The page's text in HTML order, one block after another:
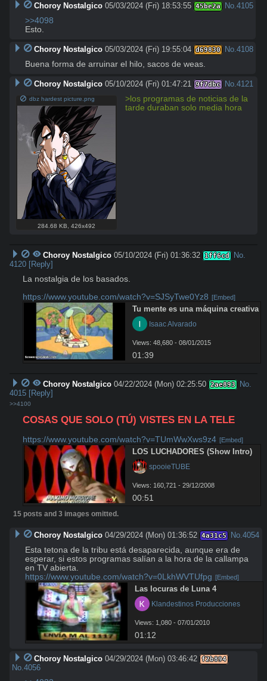
Choroy Nostalgico 05/03/2024 (Fri) 18:53:55 45be2a No. 4105
>>4098
Esto.
Choroy Nostalgico 05/03/2024 (Fri) 19:55:04 d69830 No. 4108
Buena forma de arruinar el hilo, sacos de weas.
Choroy Nostalgico 05/10/2024 (Fri) 01:47:21 9f7dbc No. 4121
dbz hardest picture.png
284.68 KB ,426x492
>los programas de noticias de la
tarde duraban solo media hora
Choroy Nostalgico 05/10/2024 (Fri) 01:36:32 1ff6cd
No.
4120 [Reply]
La nostalgia de los basados.
https://www.youtube.com/watch?v=SJSyTwe0Yz8 [Embed]
Tu mente es una máquina creativa
Isaac Alvarado
Views: 48,680 - 08/01/2015
01:39
Choroy Nostalgico 04/22/2024 (Mon) 02:25:50 2ae893
No.
4015 [Reply]
>>4100
COSAS QUE SOLO (TÚ) VISTES EN LA TELE
https://www.youtube.com/watch?v=TUmWwXws9z4 [Embed]
LOS LUCHADORES (Show Intro)
spooieTUBE
Views: 160,721 - 29/12/2008
00:51
15 posts and 3 images omitted.
Choroy Nostalgico 04/29/2024 (Mon) 01:36:52 4a31c5 No.4054
Esta tetona de la tribu está desaparecida, aunque era de
esperar, si estos programas salían a la hora de la callampa
https://www.youtube.com/watch?v=0LkhWVTUfpg [Embed]
Las locuras de Luna 4
Klandestinos Producciones
Views: 1,080 - 07/01/2010
01:12
Choroy Nostalgico 04/29/2024 (Mon) 03:46:42 f2b894
No.4056